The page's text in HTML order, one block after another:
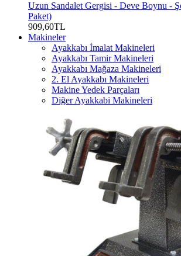
Uzun Sandalet Gergisi - Deve Boynu -
Paket)
909,60TL
Makineler
Ayakkabı İmalat Makineleri
Ayakkabı Tamir Makineleri
Ayakkabı Mağaza Makineleri
2. El Ayakkabı Makineleri
Makine Yedek Parçaları
Diğer Ayakkabi Makineleri